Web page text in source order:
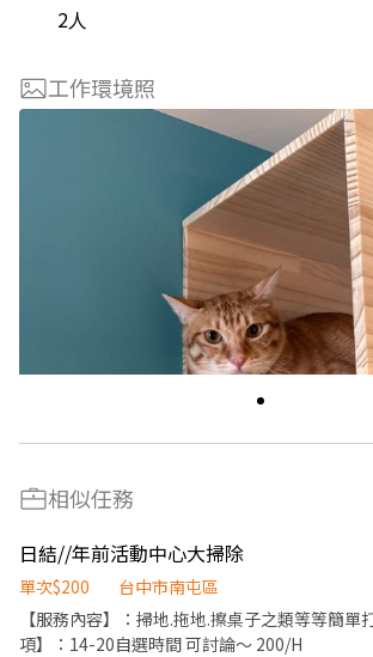
2人
工作環境照
相似任務
日結//年前活動中心大掃除
單次$200
台中市南屯區
【服務內容】：掃地.拖地.擦桌子之類等等簡單
項】：14-20自選時間 可討論～ 200/H